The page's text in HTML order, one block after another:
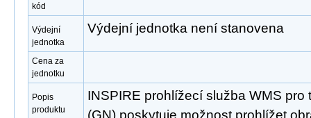
kód
Výdejní
jednotka
Výdejní jednotka není stanovena
Cena za
jednotku
Popis
produktu
INSPIRE prohlížecí služba WMS pro
(GN) poskytuje možnost prohlížet